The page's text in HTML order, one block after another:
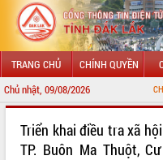
TRANG CHỦ CHÍNH QUYỀN
Chủ nhật, 09/08/2026 CHÀO MỪNG
LÃNH ĐẠO UBND TỈNH
Triển khai điều tra xã
TP. Buôn Ma Thuột,